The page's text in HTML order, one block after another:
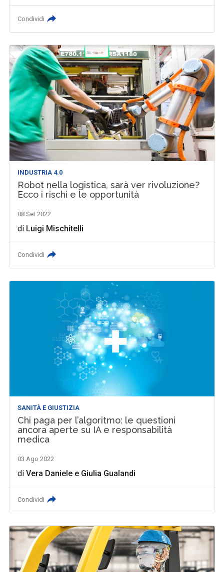
Condividi
INDUSTRIA 4.0
Robot nella logistica, sarà ver rivoluzione?
Ecco i rischi e le opportunità
08 Set 2022
di Luigi Mischitelli
Condividi
SANITÀ E GIUSTIZIA
Chi paga per l’algoritmo: le questioni
ancora aperte su IA e responsabilità
medica
03 Ago 2022
diVera Daniele e Giulia Gualandi
Condividi